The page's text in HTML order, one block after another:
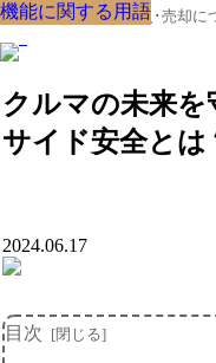
クルマの大辞典、購入･売却に
クルマの未来を
サイド安全とは
機能に関する用語
2024.06.17
目次
機能に関する用語
機能に関する用語
機能に関する用語
機能に関する用語
機能に関する用語
機能に関する用語
機能に関する用語
機能に関する用語